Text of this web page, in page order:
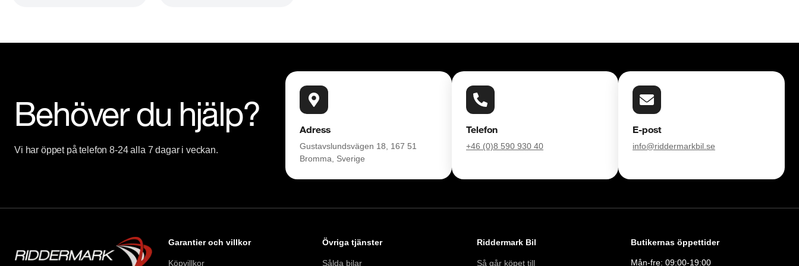
Behöver du hjälp?
Vi har öppet på telefon 8-24 alla 7 dagar i veckan.
Adress
Gustavslundsvägen 18, 167 51
Bromma, Sverige
Telefon
+46 (0)8 590 930 40
E-post
info@riddermarkbil.se
Garantier och villkor
Köpvillkor
Övriga tjänster
Sålda bilar
Riddermark Bil
Så går köpet till
Butikernas öppettider
Mån-fre: 09:00-19:00